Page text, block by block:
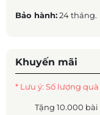
Bảo hành:24 tháng.
Khuyến mãi
* Lưu ý: Số lượng
Tặng 10.000